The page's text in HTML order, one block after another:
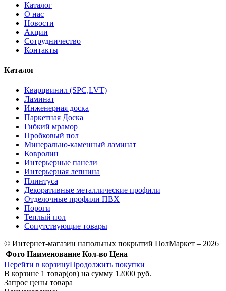
Каталог
О нас
Новости
Акции
Сотрудничество
Контакты
Каталог
Кварцвинил (SPC,LVT)
Ламинат
Инженерная доска
Паркетная Доска
Гибкий мрамор
Пробковый пол
Минерально-каменный ламинат
Ковролин
Интерьерные панели
Интерьерная лепнина
Плинтуса
Декоративные металлические профили
Отделочные профили ПВХ
Пороги
Теплый пол
Сопутствующие товары
© Интернет-магазин напольных покрытий ПолМаркет – 2026
Фото Наименование Кол-во Цена
Перейти в корзинуПродолжить покупки
В корзине 1 товар(ов) на сумму 12000 руб.
Запрос цены товара